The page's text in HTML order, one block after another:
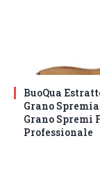
BuoQua
Grano
Grano Spremi
Professionale